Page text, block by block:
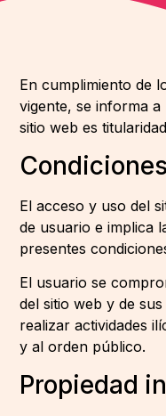
En cumplimiento de
vigente, se informa
sitio web es
El acceso y uso del
de usuario e implica
presentes
El usuario se
del sitio web y de
realizar actividades
y al orden público.
Propiedad